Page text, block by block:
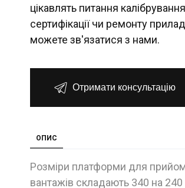
цікавлять питання
сертифікації чи ремонту
можете зв'язатися з нами.
Отримати консультацію
ОПИС
Розміри платформи для
вантажів складають 340 на 240